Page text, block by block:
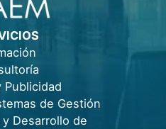
Publicidad
de Gestión
Desarrollo de